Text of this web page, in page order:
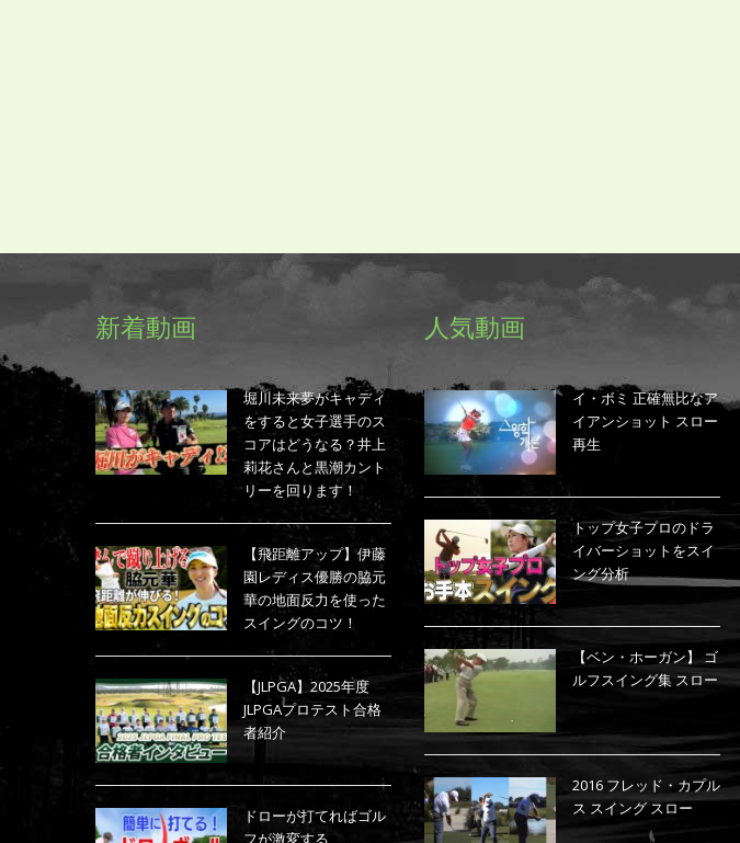
新着動画
堀川未来夢がキャディ
をすると女子選手のス
コアはどうなる？井上
莉花さんと黒潮カント
リーを回ります！
【飛距離アップ】伊藤
園レディス優勝の脇元
華の地面反力を使った
スイングのコツ！
【JLPGA】2025年度
JLPGAプロテスト合格
者紹介
ドローが打てればゴル
フが激変する
人気動画
イ・ボミ 正確無比なア
イアンショット スロー
再生
トップ女子プロのドラ
イバーショットをスイ
ング分析
【ベン・ホーガン】 ゴ
ルフスイング集 スロー
2016 フレッド・カプル
ス スイング スロー